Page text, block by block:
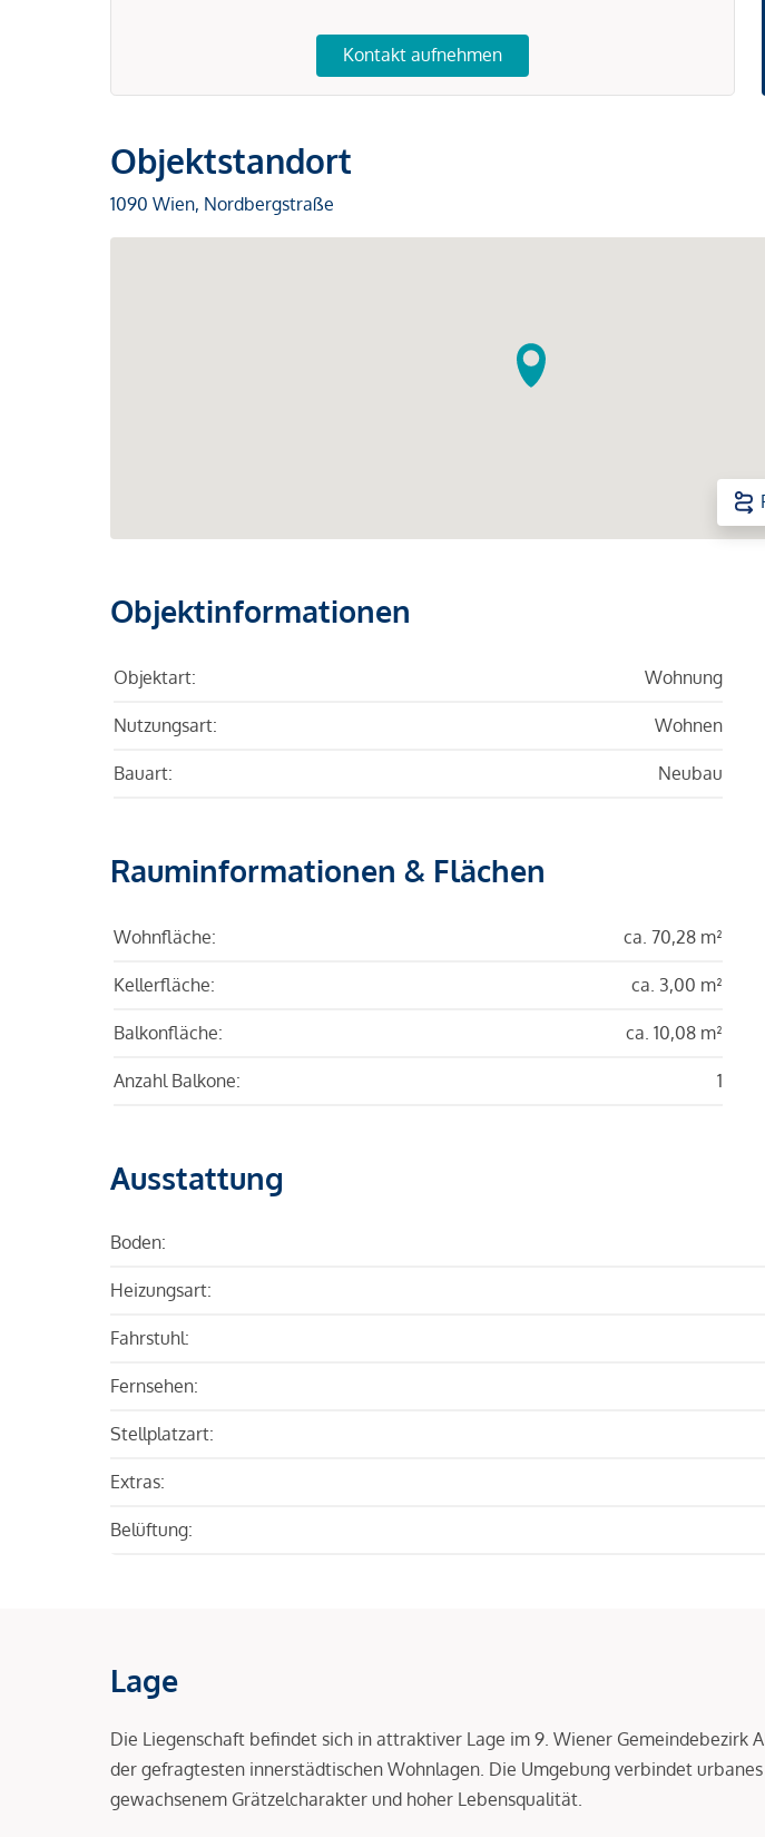
Kontakt aufnehmen
Objektstandort
1090 Wien, Nordbergstraße
Objektinformationen
Objektart: Wohnung
Nutzungsart: Wohnen
Bauart: Neubau
Rauminformationen & Flächen
Wohnfläche: ca. 70,28 m²
Kellerfläche: ca. 3,00 m²
Balkonfläche: ca. 10,08 m²
Anzahl Balkone: 1
Ausstattung
Boden:
Heizungsart:
Fahrstuhl:
Fernsehen:
Stellplatzart:
Extras:
Belüftung:
Lage
Die Liegenschaft befindet sich in attraktiver Lage im 9. Wiener Gemeindebezirk
der gefragtesten innerstädtischen Wohnlagen. Die Umgebung verbindet
gewachsenem Grätzelcharakter und hoher Lebensqualität.